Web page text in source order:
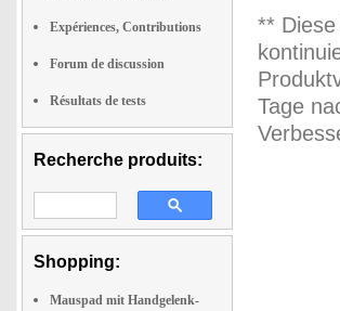
Expériences, Contributions
Forum de discussion
Résultats de tests
Recherche produits:
Shopping:
Mauspad mit Handgelenk-
**
Tage